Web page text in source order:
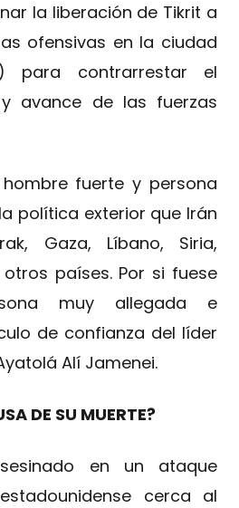
la liberación de Tikrit a
ofensivas en la ciudad
para contrarrestar el
avance de las fuerzas
fuerte y persona
política exterior que Irán
Gaza, Líbano, Siria,
países. Por si fuese
muy allegada e
de confianza del líder
Alí Jamenei.
DE SU MUERTE?
en un ataque
cerca al